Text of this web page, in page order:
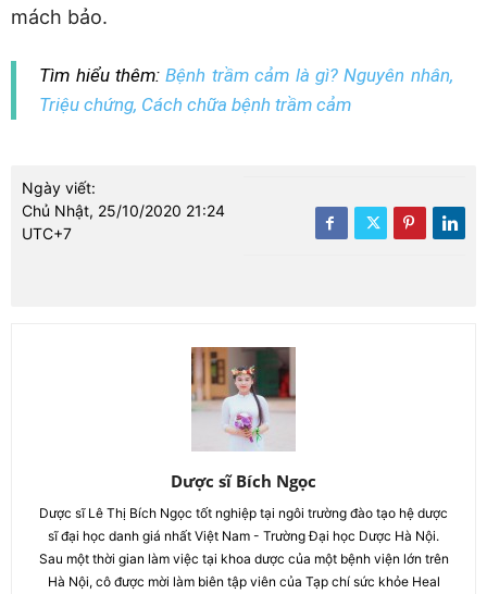
mách bảo.
Tìm hiểu thêm:Bệnh trầm cảm là gì? Nguyên nhân,
Triệu chứng, Cách chữa bệnh trầm cảm
Ngày viết:
Chủ Nhật, 25/10/2020 21:24
UTC+7
Dược sĩ Bích Ngọc
Dược sĩ Lê Thị Bích Ngọc tốt nghiệp tại ngôi trường đào tạo hệ dược
sĩ đại học danh giá nhất Việt Nam - Trường Đại học Dược Hà Nội.
Sau một thời gian làm việc tại khoa dược của một bệnh viện lớn trên
Hà Nội, cô được mời làm biên tập viên của Tạp chí sức khỏe Heal